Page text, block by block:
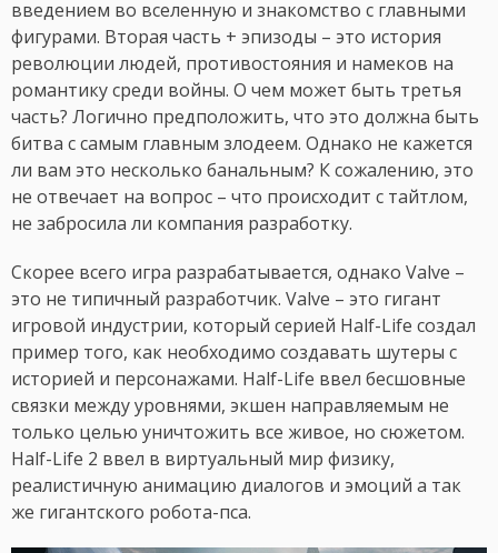
введением во вселенную и знакомство с главными
фигурами. Вторая часть + эпизоды – это история
революции людей, противостояния и намеков на
романтику среди войны. О чем может быть третья
часть? Логично предположить, что это должна быть
битва с самым главным злодеем. Однако не кажется
ли вам это несколько банальным? К сожалению, это
не отвечает на вопрос – что происходит с тайтлом,
не забросила ли компания разработку.
Скорее всего игра разрабатывается, однако Valve –
это не типичный разработчик. Valve – это гигант
игровой индустрии, который серией Half-Life создал
пример того, как необходимо создавать шутеры с
историей и персонажами. Half-Life ввел бесшовные
связки между уровнями, экшен направляемым не
только целью уничтожить все живое, но сюжетом.
Half-Life 2 ввел в виртуальный мир физику,
реалистичную анимацию диалогов и эмоций а так
же гигантского робота-пса.